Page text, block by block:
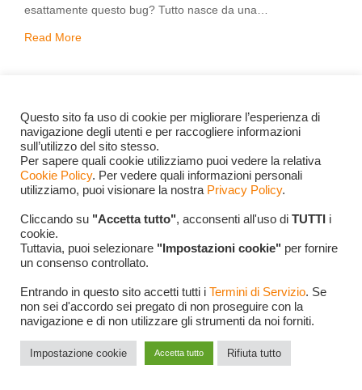
esattamente questo bug? Tutto nasce da una…
Read More
Pellegrinetti
Questo sito fa uso di cookie per migliorare l’esperienza di
navigazione degli utenti e per raccogliere informazioni
sull’utilizzo del sito stesso.
Per sapere quali cookie utilizziamo puoi vedere la relativa
Cookie Policy. Per vedere quali informazioni personali
utilizziamo, puoi visionare la nostra Privacy Policy.
Cliccando su "Accetta tutto", acconsenti all'uso di TUTTI i
cookie.
Tuttavia, puoi selezionare "Impostazioni cookie" per fornire
un consenso controllato.
Entrando in questo sito accetti tutti i Termini di Servizio. Se
non sei d'accordo sei pregato di non proseguire con la
navigazione e di non utilizzare gli strumenti da noi forniti.
Impostazione cookie Accetta tutto Rifiuta tutto